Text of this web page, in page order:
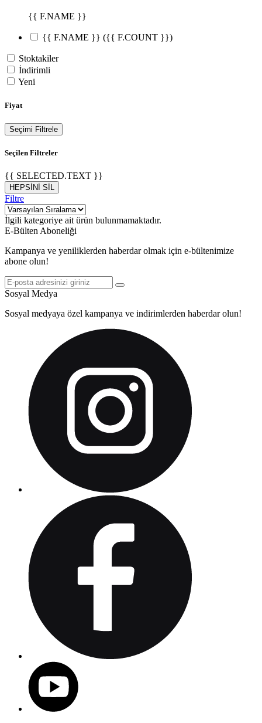
{{ F.NAME }}
{{ F.NAME }} ({{ F.COUNT }})
Stoktakiler
İndirimli
Yeni
Fiyat
Seçimi Filtrele
Seçilen Filtreler
{{ SELECTED.TEXT }}
HEPSİNİ SİL
Filtre
İlgili kategoriye ait ürün bulunmamaktadır.
E-Bülten Aboneliği
Kampanya ve yeniliklerden haberdar olmak için e-bültenimize
abone olun!
Sosyal Medya
Sosyal medyaya özel kampanya ve indirimlerden haberdar olun!